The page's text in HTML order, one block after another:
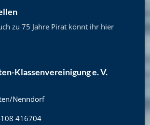
zu 75 Jahre Pirat könnt ihr hier
Klassenvereinigung e. V.
Nenndorf
416704